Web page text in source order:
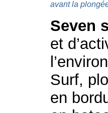
avant la
Seven
et
Surf,
en